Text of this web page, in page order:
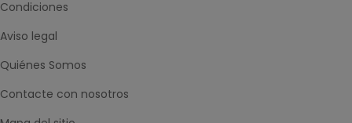
Condiciones
Aviso legal
Quiénes Somos
Contacte con nosotros